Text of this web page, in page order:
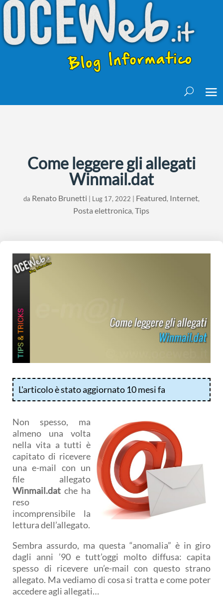
Come leggere gli allegati
Winmail.dat
da Renato Brunetti Lug 17, 2022 Featured, Internet,
Posta elettronica,Tips
L'articolo è stato aggiornato 10 mesi fa
Non spesso, ma
almeno una volta
nella vita a tutti è
capitato di ricevere
una e-mail con un
file allegato
Winmail.dat che ha
reso
incomprensibile la
lettura dell’allegato.
Sembra assurdo, ma questa “anomalia” è in giro
dagli anni ’90 e tutt’oggi molto diffusa: capita
spesso di ricevere un’e-mail con questo strano
allegato. Ma vediamo di cosa si tratta e come poter
accedere agli allegati…